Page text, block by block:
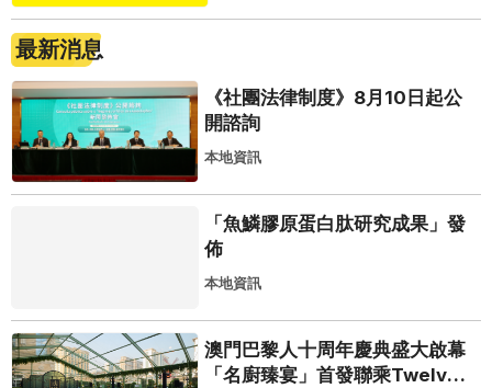
最新消息
《社團法律制度》8月10日起公
開諮詢
本地資訊
「魚鱗膠原蛋白肽研究成果」發
佈
本地資訊
澳門巴黎人十周年慶典盛大啟幕
「名廚臻宴」首發聯乘Twelve